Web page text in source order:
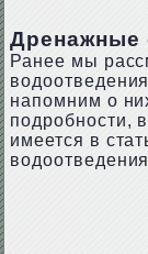
Дренажные
Ранее мы
напомним о
подробности,
имеется в